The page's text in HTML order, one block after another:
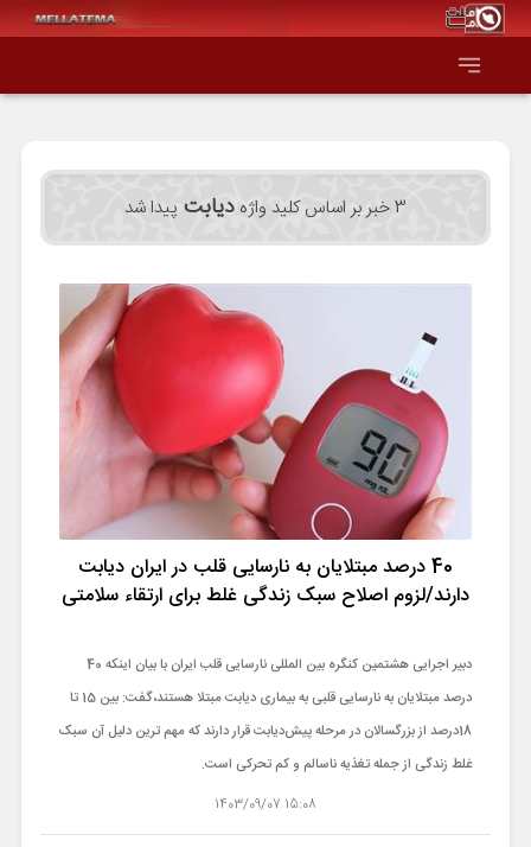
صفحه اصلی
سیاست و جهان
جامعه و فرهنگ
دانش و فناوری
ورزشی
حوادث
سبک زندگی
چند رسانه ای
3 خبر بر اساس کلید واژه دیابت پیدا شد
40 درصد مبتلایان به نارسایی قلب در ایران دیابت
دارند/لزوم اصلاح سبک زندگی غلط برای ارتقاء سلامتی
دبیر اجرایی هشتمین کنگره بین المللی نارسایی قلب ایران با بیان اینکه 40
درصد مبتلایان به نارسایی قلبی به بیماری دیابت مبتلا هستند،گفت: بین 15 تا
18درصد از بزرگسالان در مرحله پیش‌دیابت قرار دارند که مهم ترین دلیل آن سبک
غلط زندگی از جمله تغذیه ناسالم و کم تحرکی است.
15:08 1403/09/07